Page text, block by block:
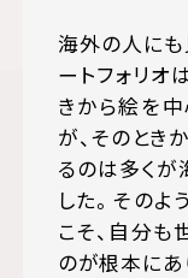
海外の人にも
ートフォリオ
きから絵を
が、そのとき
るのは多くが
した。その
こそ、自分も
のが根本にあ